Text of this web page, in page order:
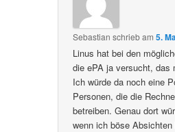
Sebastian schriebam5.
Linus hat bei den
die ePA ja versucht, das
Ich würde da noch eine
Personen, die die
betreiben. Genau dort
wenn ich böse Absichten